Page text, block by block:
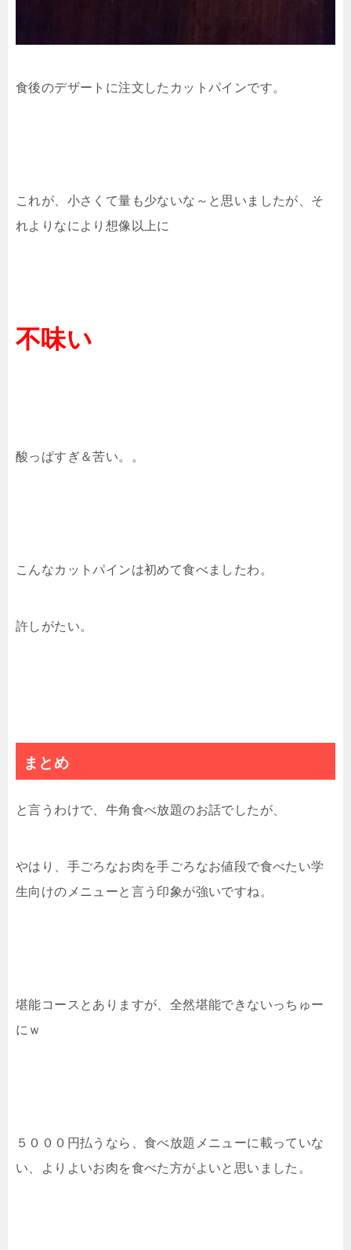
食後のデザートに注文したカットパインです。
これが、小さくて量も少ないな～と思いましたが、そ
れよりなにより想像以上に
不味い
酸っぱすぎ＆苦い。。
こんなカットパインは初めて食べましたわ。
許しがたい。
まとめ
と言うわけで、牛角食べ放題のお話でしたが、
やはり、手ごろなお肉を手ごろなお値段で食べたい学
生向けのメニューと言う印象が強いですね。
堪能コースとありますが、全然堪能できないっちゅー
にｗ
５０００円払うなら、食べ放題メニューに載っていな
い、よりよいお肉を食べた方がよいと思いました。